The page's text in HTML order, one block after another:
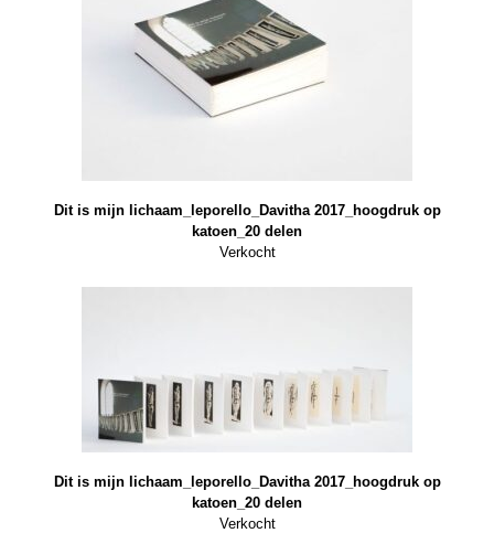
Dit is mijn lichaam_leporello_Davitha 2017_hoogdruk op
katoen_20 delen
Verkocht
Dit is mijn lichaam_leporello_Davitha 2017_hoogdruk op
katoen_20 delen
Verkocht